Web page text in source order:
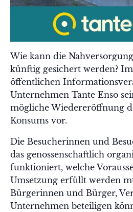
Wie kann die
künftig gesichert werden?
öffentlichen
Unternehmen Tante Enso
mögliche Wiedereröffnung
Konsums vor.
Die Besucherinnen und
das genossenschaftlich
funktioniert, welche
Umsetzung erfüllt werden
Bürgerinnen und Bürger,
Unternehmen beteiligen